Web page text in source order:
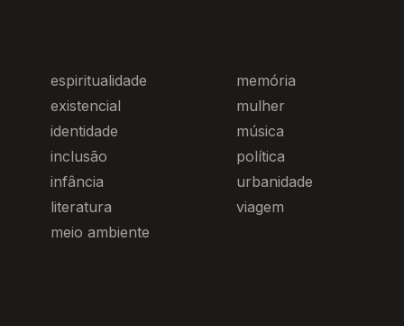
espiritualidade
existencial
identidade
inclusão
infância
literatura
meio ambiente
memória
mulher
música
política
urbanidade
viagem